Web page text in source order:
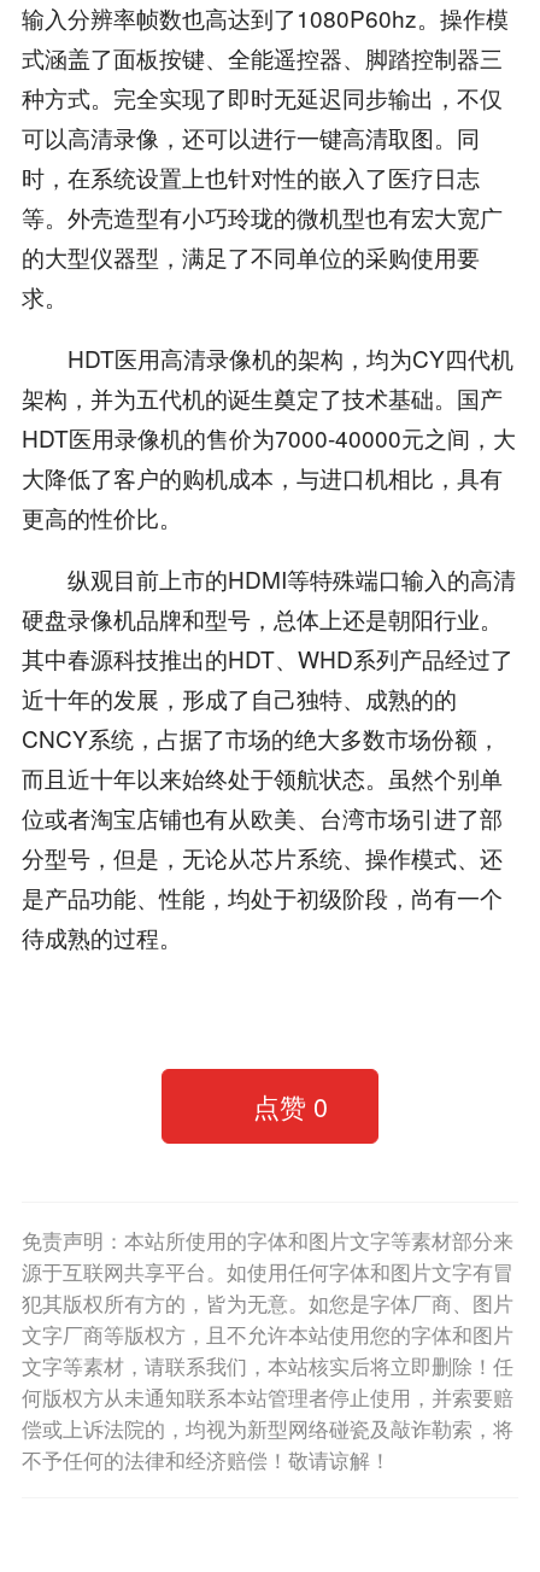
输入分辨率帧数也高达到了1080P60hz。操作模
式涵盖了面板按键、全能遥控器、脚踏控制器三
种方式。完全实现了即时无延迟同步输出，不仅
可以高清录像，还可以进行一键高清取图。同
时，在系统设置上也针对性的嵌入了医疗日志
等。外壳造型有小巧玲珑的微机型也有宏大宽广
的大型仪器型，满足了不同单位的采购使用要
求。
HDT医用高清录像机的架构，均为CY四代机
架构，并为五代机的诞生奠定了技术基础。国产
HDT医用录像机的售价为7000-40000元之间，大
大降低了客户的购机成本，与进口机相比，具有
更高的性价比。
纵观目前上市的HDMI等特殊端口输入的高清
硬盘录像机品牌和型号，总体上还是朝阳行业。
其中春源科技推出的HDT、WHD系列产品经过了
近十年的发展，形成了自己独特、成熟的的
CNCY系统，占据了市场的绝大多数市场份额，
而且近十年以来始终处于领航状态。虽然个别单
位或者淘宝店铺也有从欧美、台湾市场引进了部
分型号，但是，无论从芯片系统、操作模式、还
是产品功能、性能，均处于初级阶段，尚有一个
待成熟的过程。
点赞 0
免责声明：本站所使用的字体和图片文字等素材部分来
源于互联网共享平台。如使用任何字体和图片文字有冒
犯其版权所有方的，皆为无意。如您是字体厂商、图片
文字厂商等版权方，且不允许本站使用您的字体和图片
文字等素材，请联系我们，本站核实后将立即删除！任
何版权方从未通知联系本站管理者停止使用，并索要赔
偿或上诉法院的，均视为新型网络碰瓷及敲诈勒索，将
不予任何的法律和经济赔偿！敬请谅解！